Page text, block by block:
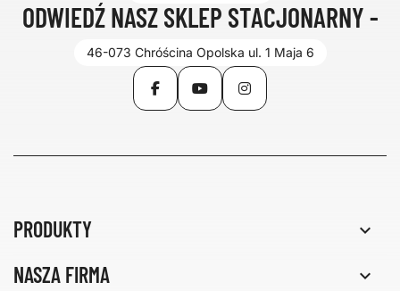
ODWIEDŹ NASZ SKLEP STACJONARNY -
46-073 Chróścina Opolska ul. 1 Maja 6
FacebookYouTubeInstagram
PRODUKTY 
NASZA FIRMA 